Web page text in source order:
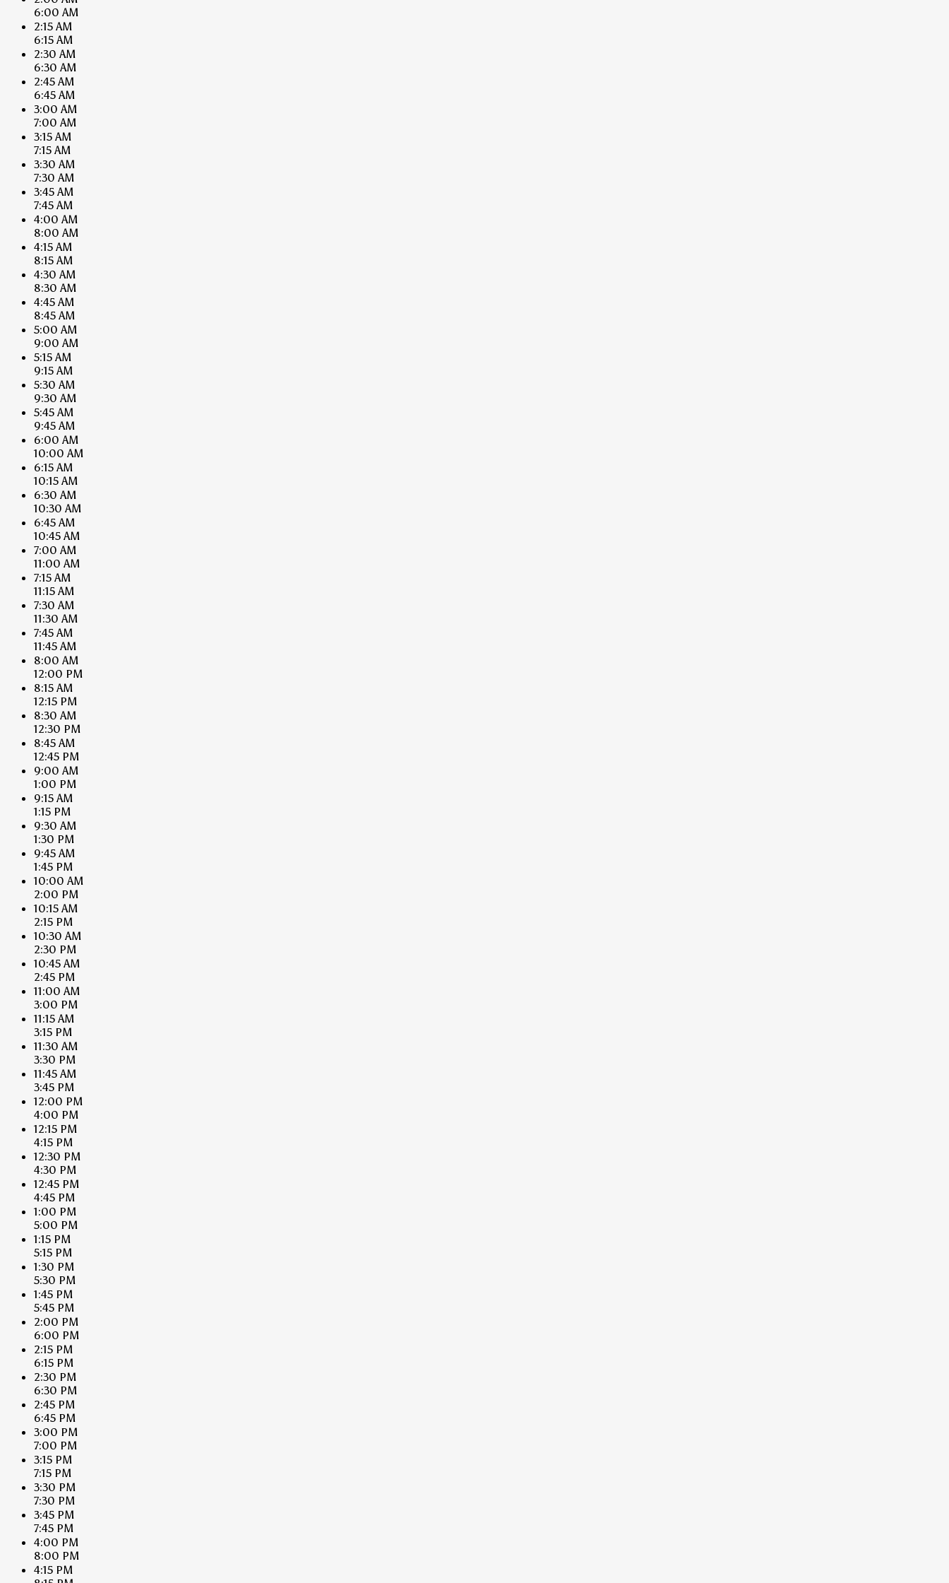
6:00 AM
2:15 AM
6:15 AM
2:30 AM
6:30 AM
2:45 AM
6:45 AM
3:00 AM
7:00 AM
3:15 AM
7:15 AM
3:30 AM
7:30 AM
3:45 AM
7:45 AM
4:00 AM
8:00 AM
4:15 AM
8:15 AM
4:30 AM
8:30 AM
4:45 AM
8:45 AM
5:00 AM
9:00 AM
5:15 AM
9:15 AM
5:30 AM
9:30 AM
5:45 AM
9:45 AM
6:00 AM
10:00 AM
6:15 AM
10:15 AM
6:30 AM
10:30 AM
6:45 AM
10:45 AM
7:00 AM
11:00 AM
7:15 AM
11:15 AM
7:30 AM
11:30 AM
7:45 AM
11:45 AM
8:00 AM
12:00 PM
8:15 AM
12:15 PM
8:30 AM
12:30 PM
8:45 AM
12:45 PM
9:00 AM
1:00 PM
9:15 AM
1:15 PM
9:30 AM
1:30 PM
9:45 AM
1:45 PM
10:00 AM
2:00 PM
10:15 AM
2:15 PM
10:30 AM
2:30 PM
10:45 AM
2:45 PM
11:00 AM
3:00 PM
11:15 AM
3:15 PM
11:30 AM
3:30 PM
11:45 AM
3:45 PM
12:00 PM
4:00 PM
12:15 PM
4:15 PM
12:30 PM
4:30 PM
12:45 PM
4:45 PM
1:00 PM
5:00 PM
1:15 PM
5:15 PM
1:30 PM
5:30 PM
1:45 PM
5:45 PM
2:00 PM
6:00 PM
2:15 PM
6:15 PM
2:30 PM
6:30 PM
2:45 PM
6:45 PM
3:00 PM
7:00 PM
3:15 PM
7:15 PM
3:30 PM
7:30 PM
3:45 PM
7:45 PM
4:00 PM
8:00 PM
4:15 PM